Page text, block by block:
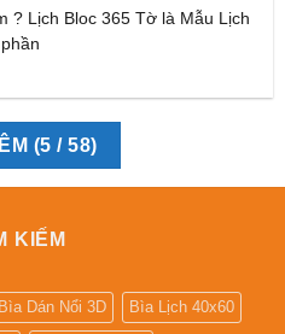
? Lịch Bloc 365 Tờ là Mẫu Lịch
(5 / 58)
KIẾM
Bìa Dán Nổi 3D Bìa Lịch 40x60